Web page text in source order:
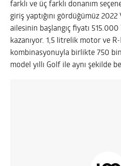
farklı ve üç farklı donanım
giriş yaptığını gördüğümüz
ailesinin başlangıç fiyatı
kazanıyor. 1,5 litrelik motor ve
kombinasyonuyla birlikte 750
model yıllı Golf ile aynı şekilde